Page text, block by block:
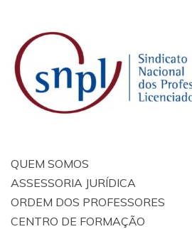
QUEM SOMOS
ASSESSORIA JURÍDICA
ORDEM DOS PROFESSORES
CENTRO DE FORMAÇÃO